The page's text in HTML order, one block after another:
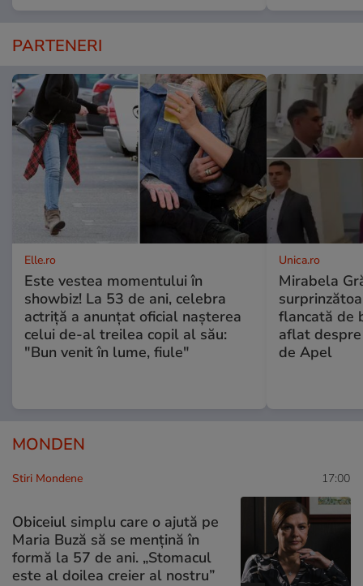
PARTENERI
Elle.ro
Este vestea momentului în
showbiz! La 53 de ani, celebra
actriță a anunțat oficial nașterea
celui de-al treilea copil al său:
"Bun venit în lume, fiule"
Unica.ro
Mirabela
flancată de
aflat
de Apel
MONDEN
Stiri Mondene 17:00
Obiceiul simplu care o ajută pe
Maria Buză să se mențină în
formă la 57 de ani. „Stomacul
este al doilea creier al nostru”